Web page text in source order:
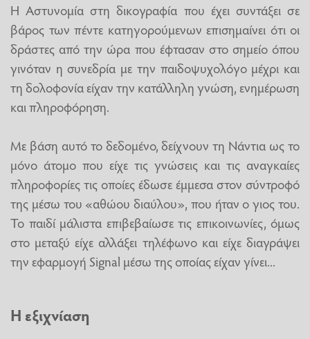
H Αστυνομία στη δικογραφία που έχει συντάξει σε
βάρος των πέντε κατηγορούμενων επισημαίνει ότι οι
δράστες από την ώρα που έφτασαν στο σημείο όπου
γινόταν η συνεδρία με την παιδοψυχολόγο μέχρι και
τη δολοφονία είχαν την κατάλληλη γνώση, ενημέρωση
και πληροφόρηση.
Με βάση αυτό το δεδομένο, δείχνουν τη Νάντια ως το
μόνο άτομο που είχε τις γνώσεις και τις αναγκαίες
πληροφορίες τις οποίες έδωσε έμμεσα στον σύντροφό
της μέσω του «αθώου διαύλου», που ήταν ο γιος του.
Το παιδί μάλιστα επιβεβαίωσε τις επικοινωνίες, όμως
στο μεταξύ είχε αλλάξει τηλέφωνο και είχε διαγράψει
την εφαρμογή Signal μέσω της οποίας είχαν γίνει...
Η εξιχνίαση